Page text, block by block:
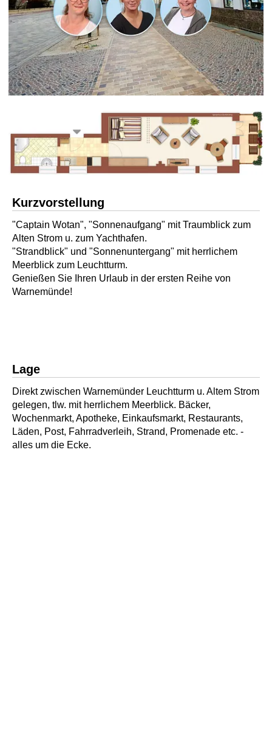
Kurzvorstellung
"Captain Wotan", "Sonnenaufgang" mit Traumblick zum
Alten Strom u. zum Yachthafen.
"Strandblick" und "Sonnenuntergang" mit herrlichem
Meerblick zum Leuchtturm.
Genießen Sie Ihren Urlaub in der ersten Reihe von
Warnemünde!
Lage
Direkt zwischen Warnemünder Leuchtturm u. Altem Strom
gelegen, tlw. mit herrlichem Meerblick. Bäcker,
Wochenmarkt, Apotheke, Einkaufsmarkt, Restaurants,
Läden, Post, Fahrradverleih, Strand, Promenade etc. -
alles um die Ecke.